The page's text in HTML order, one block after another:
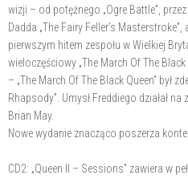
wizji – od potężnego „Ogre Battle”,
Dadda „The Fairy Feller’s
pierwszym hitem zespołu w Wielkiej
wieloczęściowy „The March Of The Black
– „The March Of The Black Queen” był
Rhapsody”. Umysł Freddiego działał
Brian May.
Nowe wydanie znacząco poszerza
CD2: „Queen II – Sessions” zawiera w